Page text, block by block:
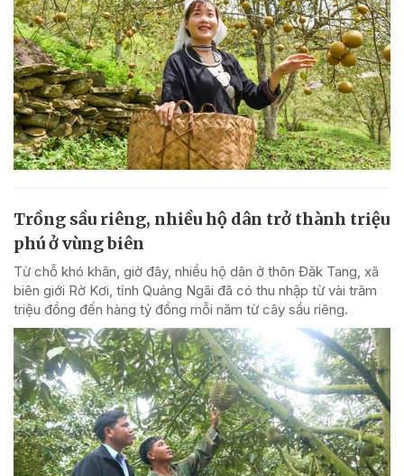
Trồng sầu riêng, nhiều hộ dân trở thành triệu
phú ở vùng biên
Từ chỗ khó khăn, giờ đây, nhiều hộ dân ở thôn Đăk Tang, xã
biên giới Rờ Kơi, tỉnh Quảng Ngãi đã có thu nhập từ vài trăm
triệu đồng đến hàng tỷ đồng mỗi năm từ cây sầu riêng.